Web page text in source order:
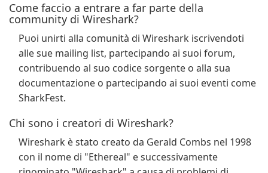
Come faccio a entrare a far parte della
community di Wireshark?
Puoi unirti alla comunità di Wireshark iscrivendoti
alle sue mailing list, partecipando ai suoi forum,
contribuendo al suo codice sorgente o alla sua
documentazione o partecipando ai suoi eventi come
SharkFest.
Chi sono i creatori di Wireshark?
Wireshark è stato creato da Gerald Combs nel 1998
con il nome di "Ethereal" e successivamente